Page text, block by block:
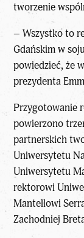
tworzenie
– Wszystko to
Gdańskim w
powiedzieć, że
prezydenta
Przygotowanie
powierzono
partnerskich
Uniwersytetu
Uniwersytetu
rektorowi
Mantellowi
Zachodniej